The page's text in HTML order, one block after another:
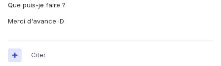
Que puis-je faire ?
Merci d'avance :D
Citer